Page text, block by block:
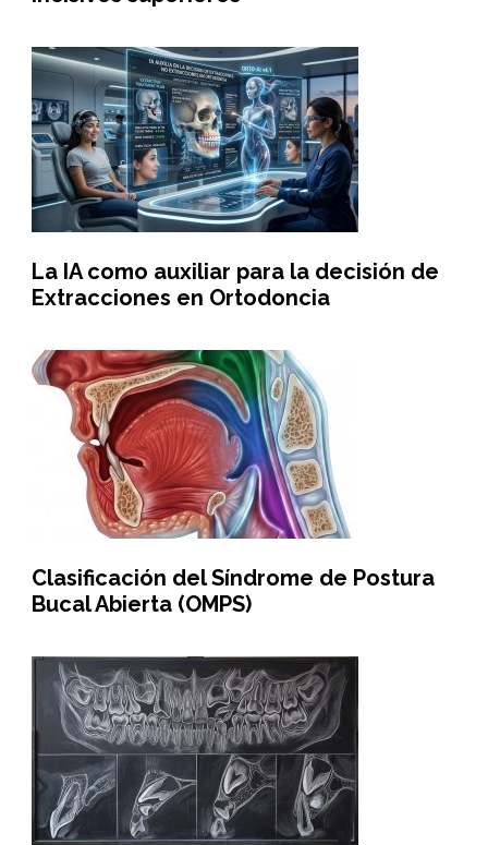
La IA como auxiliar para la decisión de
Extracciones en Ortodoncia
Clasificación del Síndrome de Postura
Bucal Abierta (OMPS)